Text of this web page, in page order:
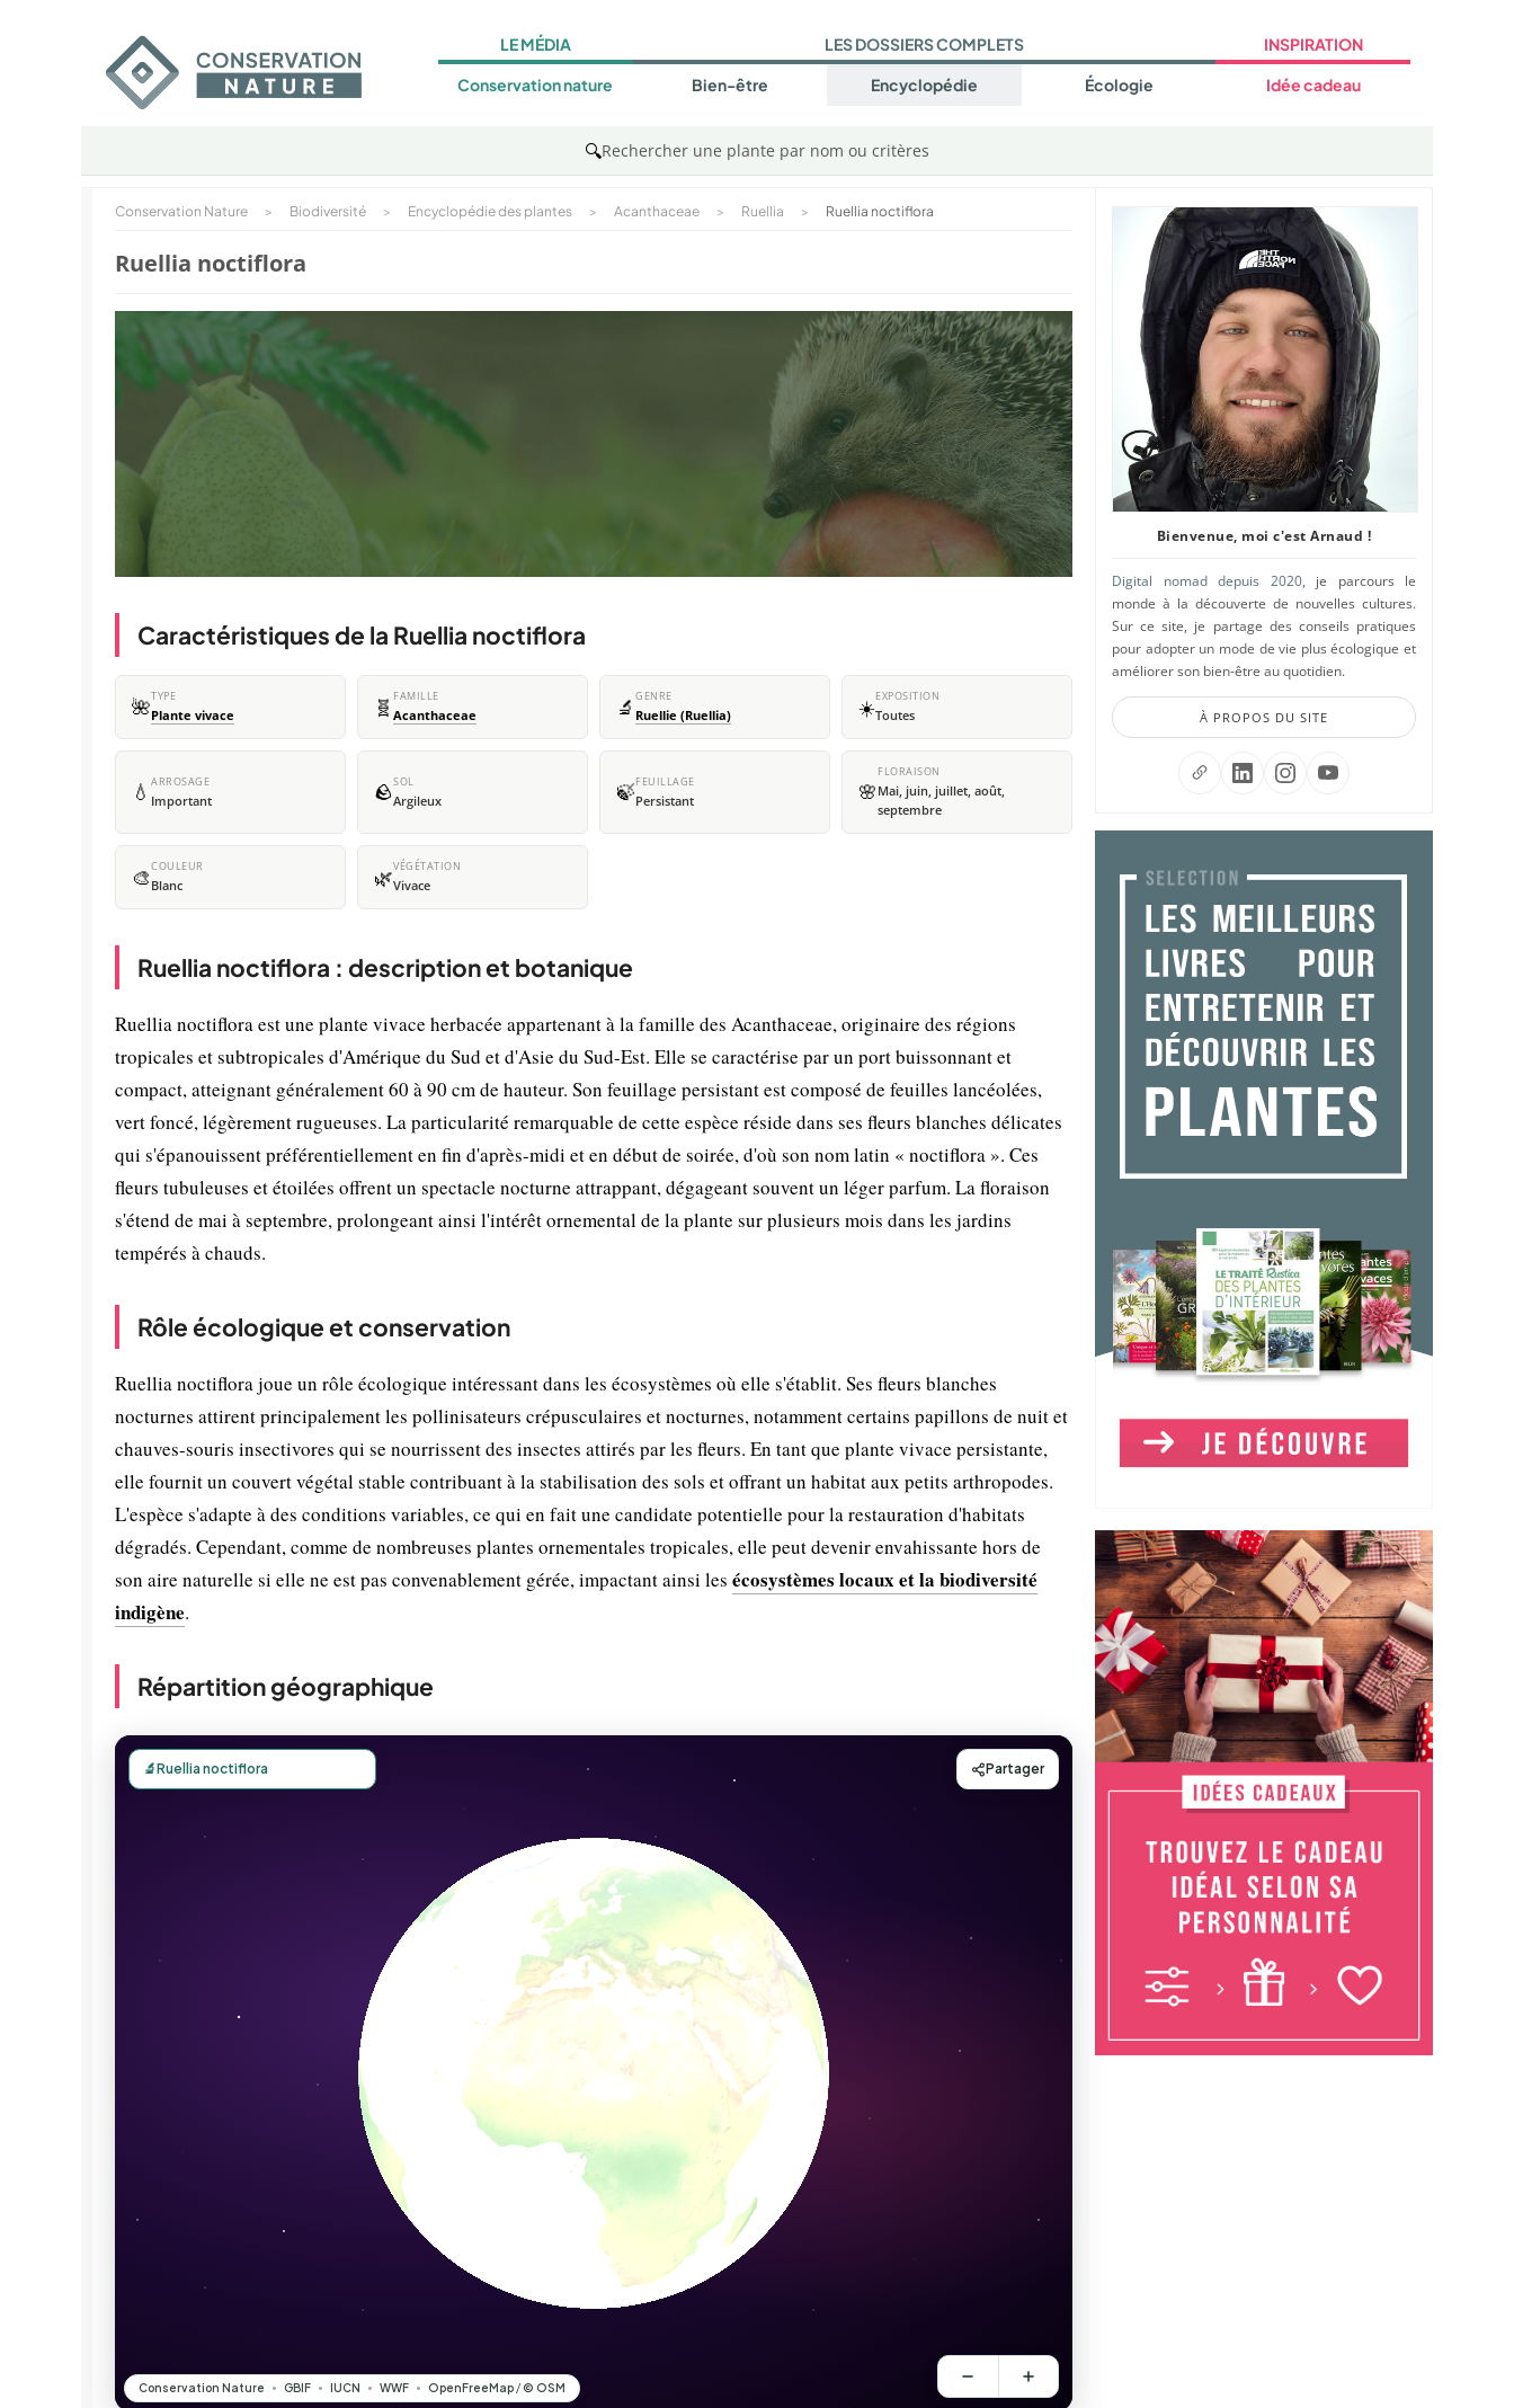
LE MÉDIA
Conservation nature
LES DOSSIERS COMPLETS
Bien-être Encyclopédie Écologie
INSPIRATION
Idée cadeau
🔍Rechercher une plante par nom ou critères
Conservation Nature > Biodiversité > Encyclopédie des plantes > Acanthaceae > Ruellia > Ruellia noctiflora
Ruellia noctiflora
Caractéristiques de la Ruellia noctiflora
🌺TYPE
Plante vivace 🧬 FAMILLE
Acanthaceae 🔬 GENRE
Ruellie (Ruellia) ☀️EXPOSITION
Toutes
💧 ARROSAGE
Important 🪨SOL
Argileux 🍃FEUILLAGE
Persistant 🌸
FLORAISON
Mai, juin, juillet, août,
septembre
🎨COULEUR
Blanc 🌿VÉGÉTATION
Vivace
Ruellia noctiflora : description et botanique
Ruellia noctiflora est une plante vivace herbacée appartenant à la famille des Acanthaceae, originaire des régions
tropicales et subtropicales d'Amérique du Sud et d'Asie du Sud-Est. Elle se caractérise par un port buissonnant et
compact, atteignant généralement 60 à 90 cm de hauteur. Son feuillage persistant est composé de feuilles lancéolées,
vert foncé, légèrement rugueuses. La particularité remarquable de cette espèce réside dans ses fleurs blanches délicates
qui s'épanouissent préférentiellement en fin d'après-midi et en début de soirée, d'où son nom latin « noctiflora ». Ces
fleurs tubuleuses et étoilées offrent un spectacle nocturne attrappant, dégageant souvent un léger parfum. La floraison
s'étend de mai à septembre, prolongeant ainsi l'intérêt ornemental de la plante sur plusieurs mois dans les jardins
tempérés à chauds.
Rôle écologique et conservation
Ruellia noctiflora joue un rôle écologique intéressant dans les écosystèmes où elle s'établit. Ses fleurs blanches
nocturnes attirent principalement les pollinisateurs crépusculaires et nocturnes, notamment certains papillons de nuit et
chauves-souris insectivores qui se nourrissent des insectes attirés par les fleurs. En tant que plante vivace persistante,
elle fournit un couvert végétal stable contribuant à la stabilisation des sols et offrant un habitat aux petits arthropodes.
L'espèce s'adapte à des conditions variables, ce qui en fait une candidate potentielle pour la restauration d'habitats
dégradés. Cependant, comme de nombreuses plantes ornementales tropicales, elle peut devenir envahissante hors de
son aire naturelle si elle ne est pas convenablement gérée, impactant ainsi les écosystèmes locaux et la biodiversité
indigène.
Répartition géographique
Bienvenue, moi c'est Arnaud !
Digital nomad depuis 2020, je parcours le
monde à la découverte de nouvelles cultures.
Sur ce site, je partage des conseils pratiques
pour adopter un mode de vie plus écologique et
améliorer son bien-être au quotidien.
À PROPOS DU SITE